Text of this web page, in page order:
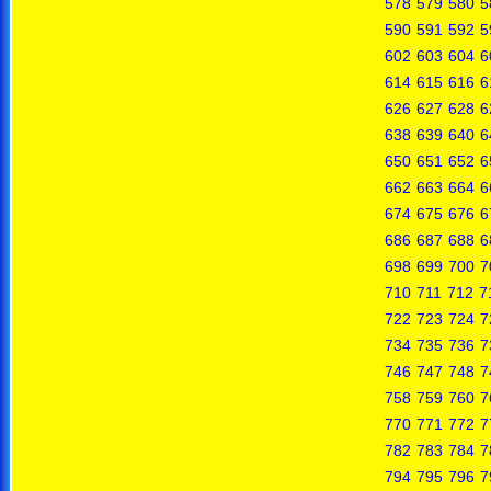
590 591 592
602 603 604
614 615 616
626 627 628
638 639 640
650 651 652
662 663 664
674 675 676
686 687 688
698 699 700
710 711 712
722 723 724
734 735 736
746 747 748
758 759 760
770 771 772
782 783 784
794 795 796